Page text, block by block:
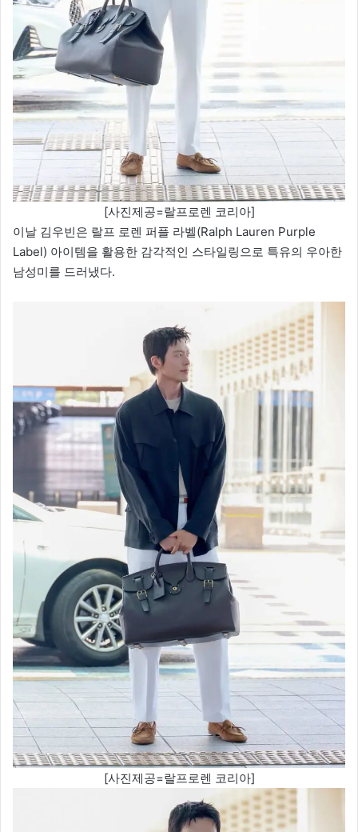
[사진제공=랄프로렌 코리아]
이날 김우빈은 랄프 로렌 퍼플 라벨(Ralph Lauren Purple
Label) 아이템을 활용한 감각적인 스타일링으로 특유의 우아한
남성미를 드러냈다.
[사진제공=랄프로렌 코리아]